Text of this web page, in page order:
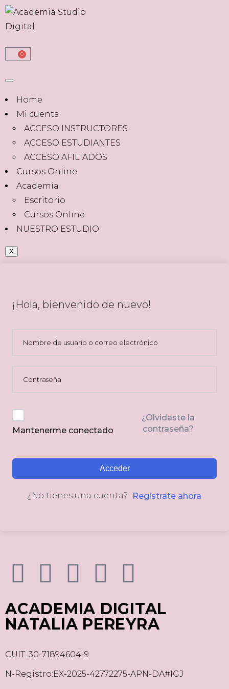
0
Home
Mi cuenta
ACCESO INSTRUCTORES
ACCESO ESTUDIANTES
ACCESO AFILIADOS
Cursos Online
Academia
Escritorio
Cursos Online
NUESTRO ESTUDIO
X
¡Hola, bienvenido de nuevo!
Mantenerme conectado
¿Olvidaste la
contraseña?
Acceder
¿No tienes una cuenta? Regístrate ahora
ACADEMIA DIGITAL
NATALIA PEREYRA
CUIT: 30-71894604-9
N-Registro:EX-2025-42772275-APN-DA#IGJ